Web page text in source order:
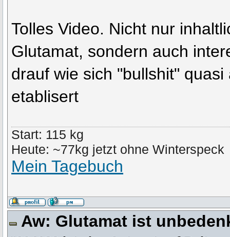
Tolles Video. Nicht nur
Glutamat, sondern auch
drauf wie sich "bullshit"
etablisert
Start: 115 kg
Heute: ~77kg jetzt ohne Winterspeck
Mein Tagebuch
Aw: Glutamat ist